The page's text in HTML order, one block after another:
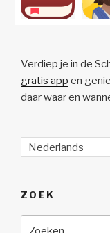
Verdiep je in de
gratis app en
daar waar en
Nederlands
ZOEK